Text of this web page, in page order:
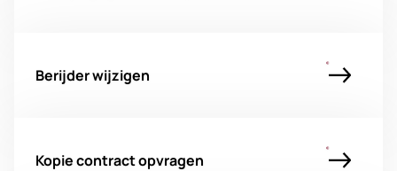
Berijder wijzigen
Kopie contract opvragen